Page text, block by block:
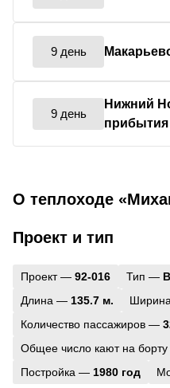
9 день
9 день
Нижний
прибытия
О теплоходе
Проект и тип
Проект — 92-016 Тип —
Длина — 135.7 м.
Количество пассажиров —
Общее число кают на
Постройка — 1980 год